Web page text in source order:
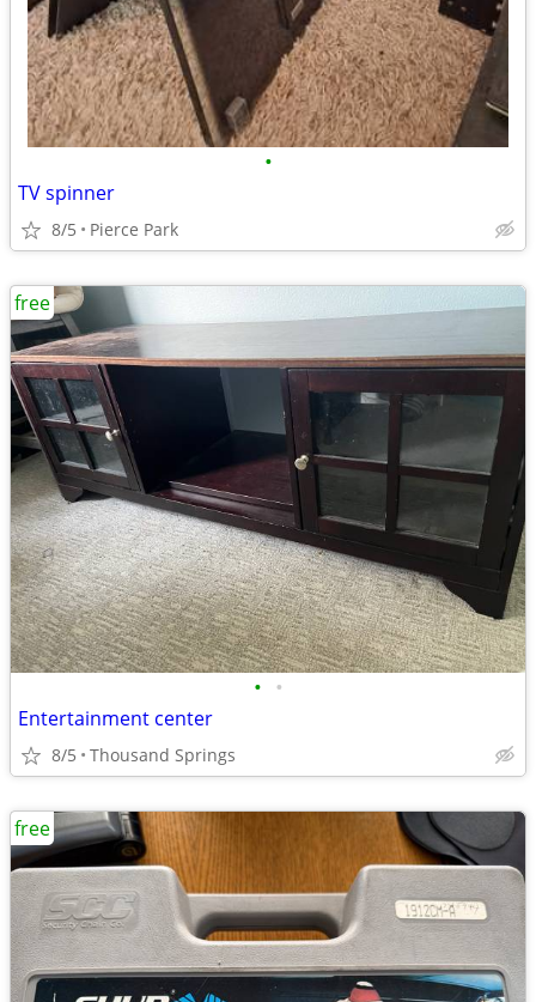
•
TV spinner
8/5 Pierce Park
• •
Entertainment center
8/5 Thousand Springs
free
free